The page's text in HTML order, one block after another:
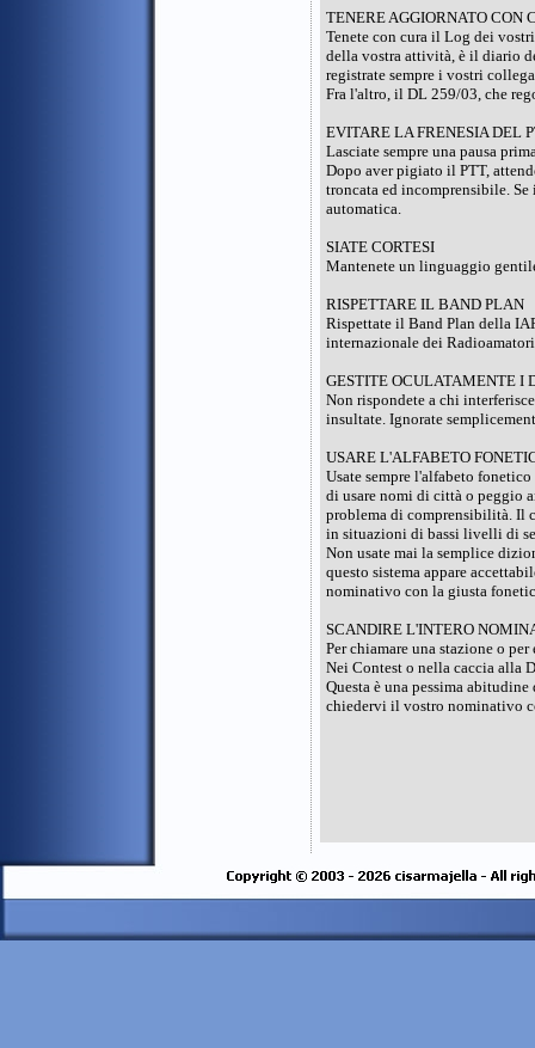
TENERE AGGIORNATO CON
Tenete con cura il Log dei
della vostra attività, è il diario
registrate sempre i vostri
Fra l'altro, il DL 259/03, che
EVITARE LA FRENESIA DEL
Lasciate sempre una pausa
Dopo aver pigiato il PTT,
troncata ed incomprensibile.
automatica.
SIATE CORTESI
Mantenete un linguaggio
RISPETTARE IL BAND PLAN
Rispettate il Band Plan della
internazionale dei
GESTITE OCULATAMENTE I
Non rispondete a chi
insultate. Ignorate
USARE L'ALFABETO
Usate sempre l'alfabeto
di usare nomi di città o peggio
problema di comprensibilità. Il
in situazioni di bassi livelli di
Non usate mai la semplice
questo sistema appare
nominativo con la giusta
SCANDIRE L'INTERO
Per chiamare una stazione o
Nei Contest o nella caccia alla
Questa è una pessima
chiedervi il vostro nominativo